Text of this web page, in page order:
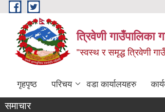
Skip to main content
त्रिवेणी गाउँपालिका
"स्वस्थ र समृद्ध त्रिवेणी
गृहपृष्ठ परिचय वडा कार्यालयहरु
समाचार